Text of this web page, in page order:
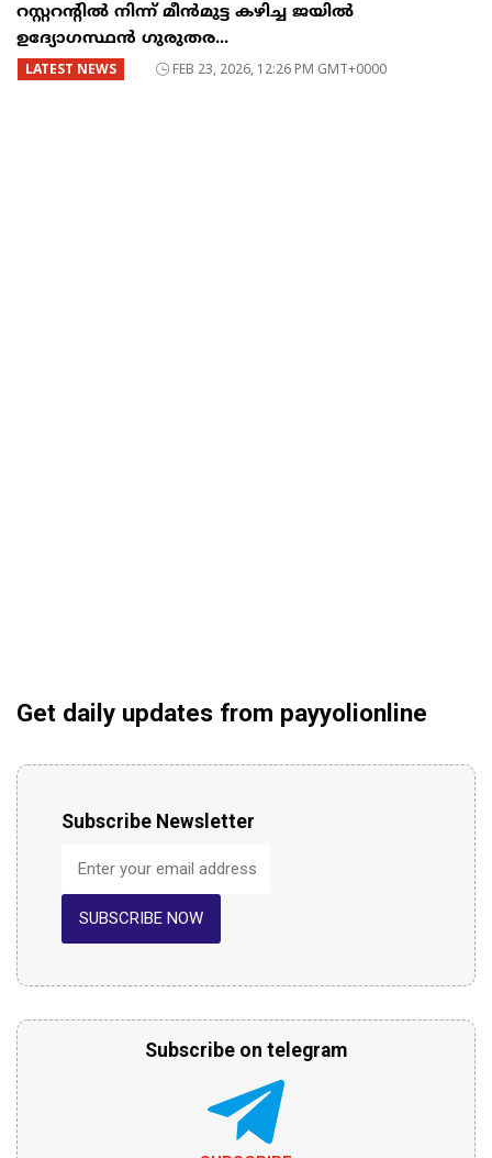
റസ്റ്ററന്റില്‍ നിന്ന് മീന്‍മുട്ട കഴിച്ച ജയില്‍
ഉദ്യോഗസ്ഥന്‍ ഗുരുതര...
LATEST NEWS FEB 23, 2026, 12:26 PM GMT+0000
Get daily updates from payyolionline
Subscribe Newsletter
SUBSCRIBE NOW
Subscribe on telegram